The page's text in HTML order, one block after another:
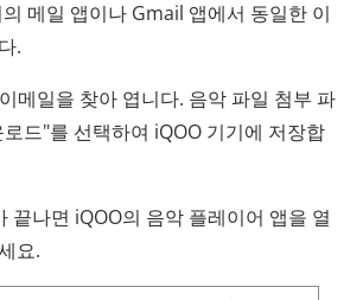
메일 앱이나 Gmail 앱에서 동일한 이
.
메일을 찾아 엽니다. 음악 파일 첨부 파
드"를 선택하여 iQOO 기기에 저장합
끝나면 iQOO의 음악 플레이어 앱을 열
요.